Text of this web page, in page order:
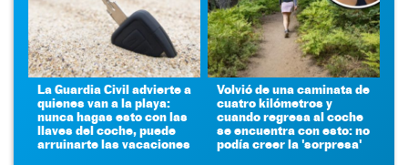
La Guardia Civil advierte a
quienes van a la playa:
nunca hagas esto con las
llaves del coche, puede
arruinarte las vacaciones
Volvió de una caminata de
cuatro kilómetros y
cuando regresa al coche
se encuentra con esto: no
podía creer la 'sorpresa'